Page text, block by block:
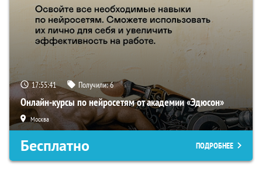
17:55:40 Получили:6
Онлайн-курсы по нейросетям от академии «Эдюсон»
Москва
Бесплатно ПОДРОБНЕЕ